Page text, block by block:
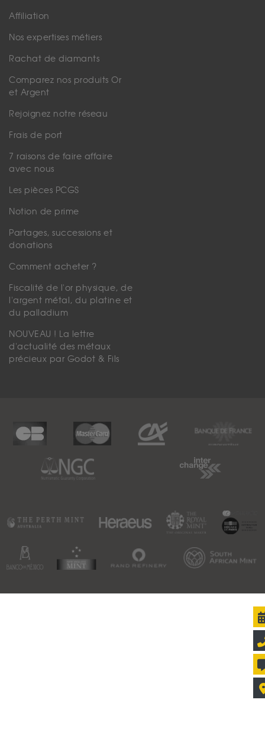
Affiliation
Nos expertises métiers
Rachat de diamants
Comparez nos produits Or
et Argent
Rejoignez notre réseau
Frais de port
7 raisons de faire affaire
avec nous
Les pièces PCGS
Notion de prime
Partages, successions et
donations
Comment acheter ?
Fiscalité de l'or physique, de
l'argent métal, du platine et
du palladium
NOUVEAU ! La lettre
d'actualité des métaux
précieux par Godot & Fils